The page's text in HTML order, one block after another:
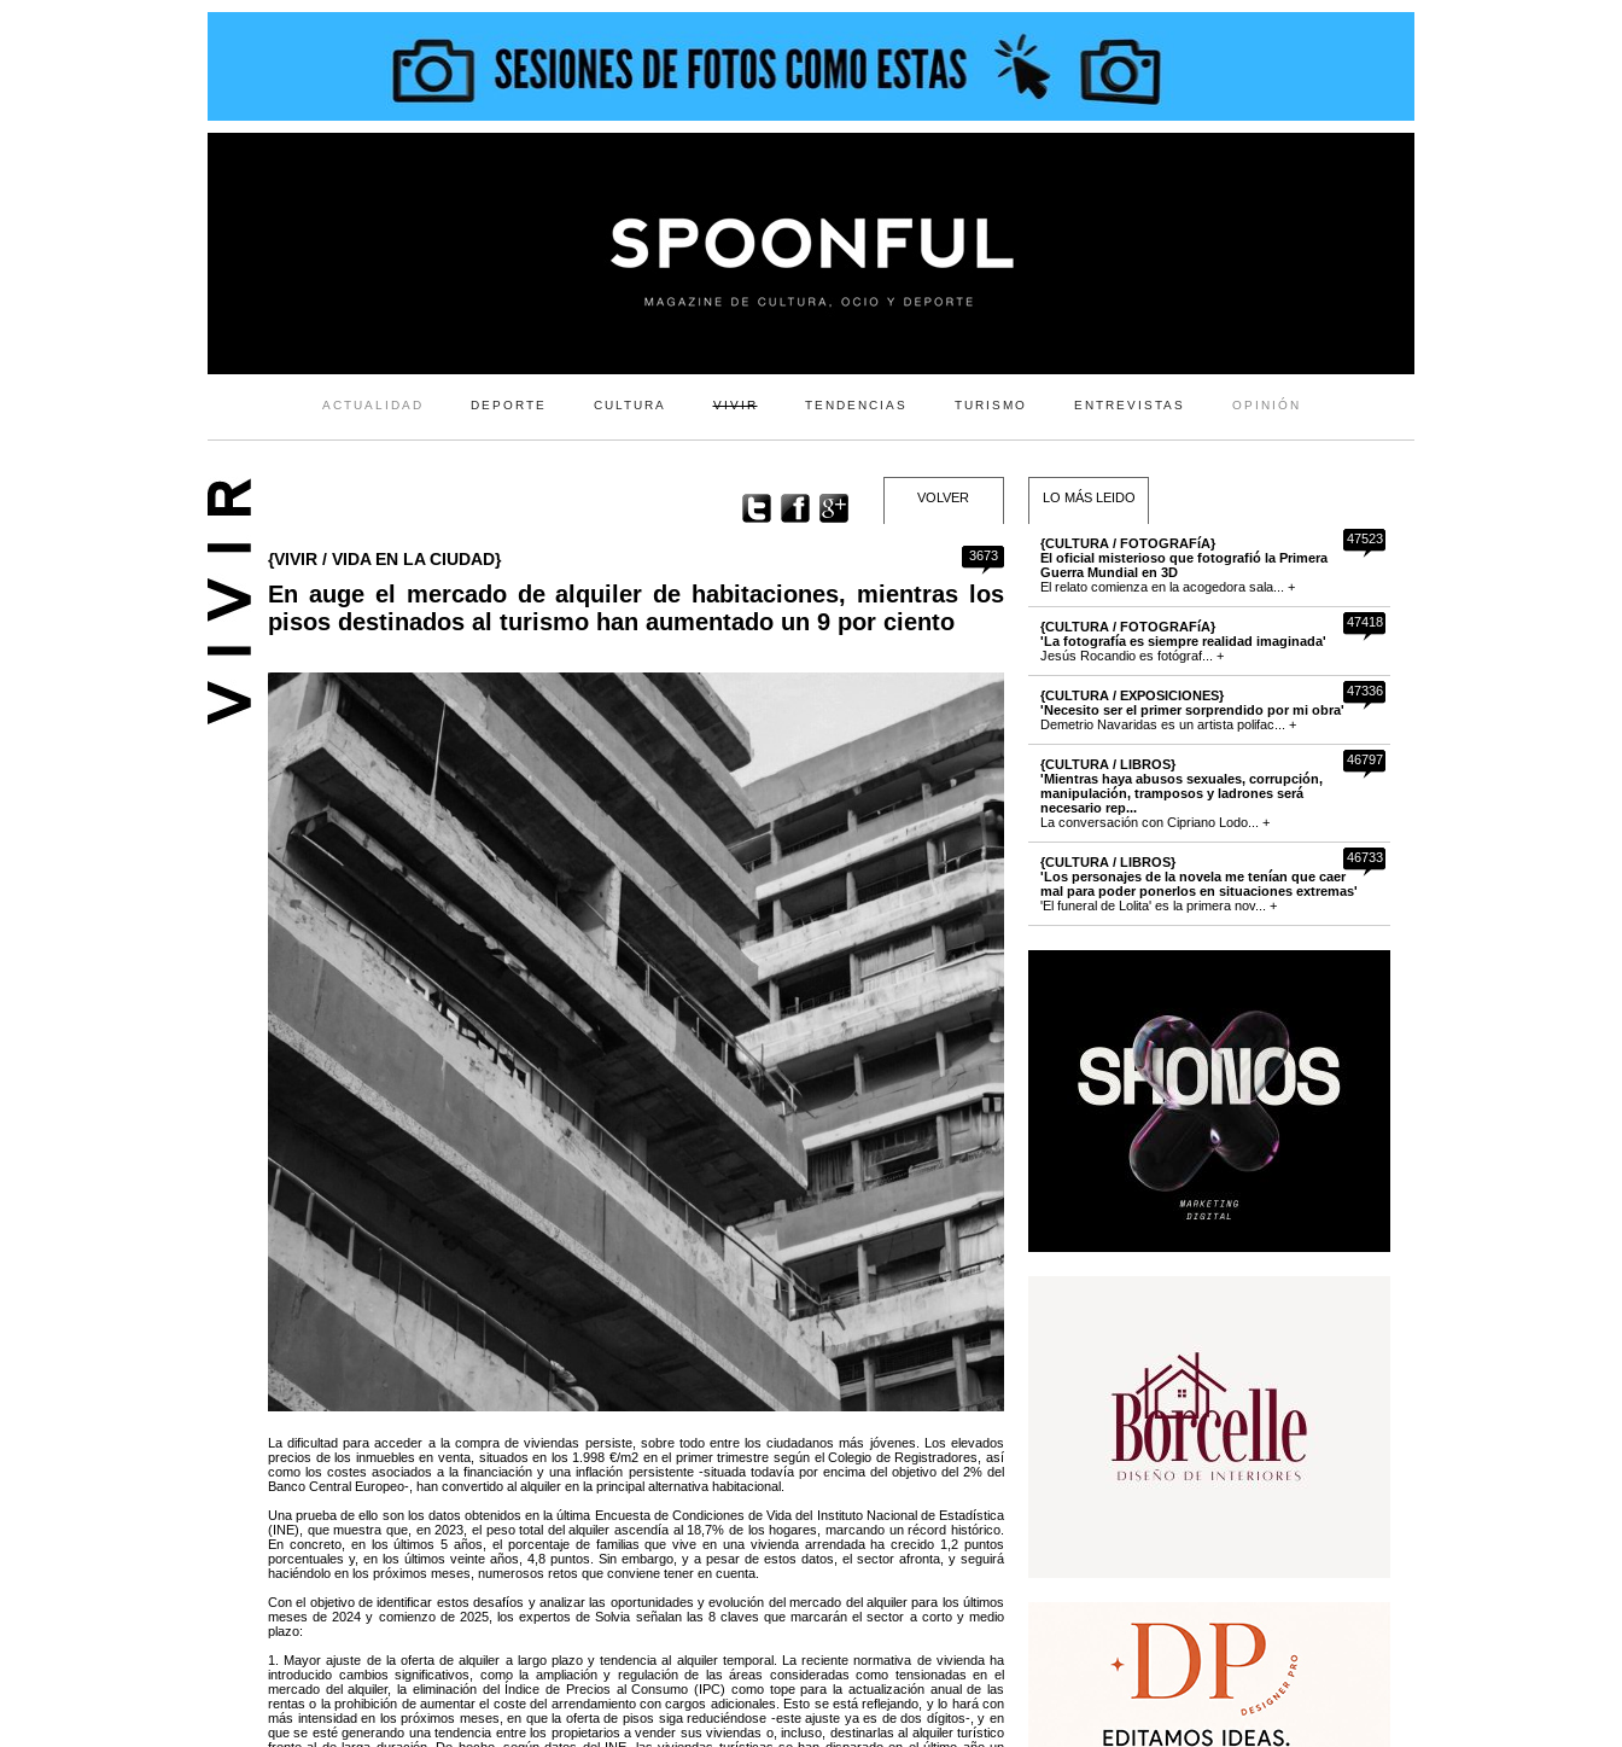
ACTUALIDAD DEPORTE CULTURA VIVIR TENDENCIAS TURISMO ENTREVISTAS OPINIÓN
VOLVER
3673
{VIVIR / VIDA EN LA CIUDAD}
En auge el mercado de alquiler de habitaciones, mientras los
pisos destinados al turismo han aumentado un 9 por ciento
La dificultad para acceder a la compra de viviendas persiste, sobre todo entre los ciudadanos más jóvenes. Los elevados
precios de los inmuebles en venta, situados en los 1.998 €/m2 en el primer trimestre según el Colegio de Registradores, así
como los costes asociados a la financiación y una inflación persistente -situada todavía por encima del objetivo del 2% del
Banco Central Europeo-, han convertido al alquiler en la principal alternativa habitacional.
Una prueba de ello son los datos obtenidos en la última Encuesta de Condiciones de Vida del Instituto Nacional de Estadística
(INE), que muestra que, en 2023, el peso total del alquiler ascendía al 18,7% de los hogares, marcando un récord histórico.
En concreto, en los últimos 5 años, el porcentaje de familias que vive en una vivienda arrendada ha crecido 1,2 puntos
porcentuales y, en los últimos veinte años, 4,8 puntos. Sin embargo, y a pesar de estos datos, el sector afronta, y seguirá
haciéndolo en los próximos meses, numerosos retos que conviene tener en cuenta.
Con el objetivo de identificar estos desafíos y analizar las oportunidades y evolución del mercado del alquiler para los últimos
meses de 2024 y comienzo de 2025, los expertos de Solvia señalan las 8 claves que marcarán el sector a corto y medio
plazo:
1. Mayor ajuste de la oferta de alquiler a largo plazo y tendencia al alquiler temporal. La reciente normativa de vivienda ha
introducido cambios significativos, como la ampliación y regulación de las áreas consideradas como tensionadas en el
mercado del alquiler, la eliminación del Índice de Precios al Consumo (IPC) como tope para la actualización anual de las
rentas o la prohibición de aumentar el coste del arrendamiento con cargos adicionales. Esto se está reflejando, y lo hará con
más intensidad en los próximos meses, en que la oferta de pisos siga reduciéndose -este ajuste ya es de dos dígitos-, y en
que se esté generando una tendencia entre los propietarios a vender sus viviendas o, incluso, destinarlas al alquiler turístico
LO MÁS LEIDO
47523
{CULTURA / FOTOGRAFíA}
El oficial misterioso que fotografió la Primera
Guerra Mundial en 3D
El relato comienza en la acogedora sala... +
47418
{CULTURA / FOTOGRAFíA}
'La fotografía es siempre realidad imaginada'
Jesús Rocandio es fotógraf... +
47336
{CULTURA / EXPOSICIONES}
'Necesito ser el primer sorprendido por mi obra'
Demetrio Navaridas es un artista polifac... +
46797
{CULTURA / LIBROS}
'Mientras haya abusos sexuales, corrupción,
manipulación, tramposos y ladrones será
necesario rep...
La conversación con Cipriano Lodo... +
46733
{CULTURA / LIBROS}
'Los personajes de la novela me tenían que caer
mal para poder ponerlos en situaciones extremas'
'El funeral de Lolita' es la primera nov... +